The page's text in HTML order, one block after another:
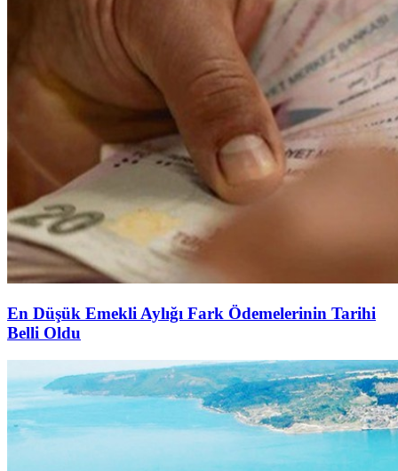
En Düşük Emekli Aylığı Fark Ödemelerinin Tarihi
Belli Oldu